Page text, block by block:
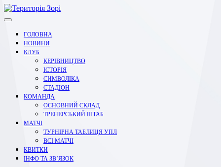
Перейти
до
ГОЛОВНА
НОВИНИ
КЛУБ
КЕРІВНИЦТВО
ІСТОРІЯ
СИМВОЛІКА
СТАДІОН
КОМАНДА
ОСНОВНИЙ СКЛАД
ТРЕНЕРСЬКИЙ ШТАБ
МАТЧІ
ТУРНІРНА ТАБЛИЦЯ УПЛ
ВСІ МАТЧІ
КВИТКИ
ІНФО ТА ЗВ’ЯЗОК